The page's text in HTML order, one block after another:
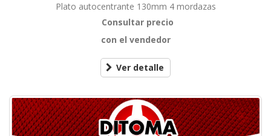
Plato autocentrante 130mm 4 mordazas
Consultar precio
con el vendedor
Ver detalle